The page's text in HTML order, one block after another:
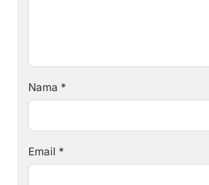
Nama *
Email *